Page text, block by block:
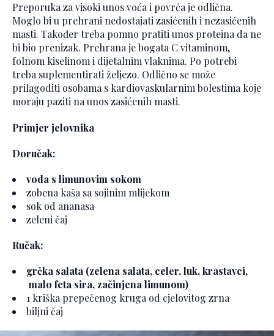
Preporuka za visoki unos voća i povrća je odlična.
Moglo bi u prehrani nedostajati zasićenih i nezasićenih
masti. Također treba pomno pratiti unos proteina da ne
bi bio prenizak. Prehrana je bogata C vitaminom,
folnom kiselinom i dijetalnim vlaknima. Po potrebi
treba suplementirati željezo. Odlično se može
prilagoditi osobama s kardiovaskularnim bolestima koje
moraju paziti na unos zasićenih masti.
Primjer jelovnika
Doručak:
voda s limunovim sokom
zobena kaša sa sojinim mlijekom
sok od ananasa
zeleni čaj
Ručak:
grčka salata (zelena salata, celer, luk, krastavci,
malo feta sira, začinjena limunom)
1 kriška prepečenog kruga od cjelovitog zrna
biljni čaj